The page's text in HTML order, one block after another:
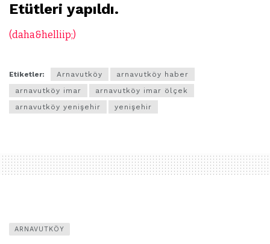
Etütleri yapıldı.
(daha&helliip;)
Etiketler: Arnavutköy
arnavutköy haber
arnavutköy imar
arnavutköy imar ölçek
arnavutköy yenişehir
yenişehir
ARNAVUTKÖY